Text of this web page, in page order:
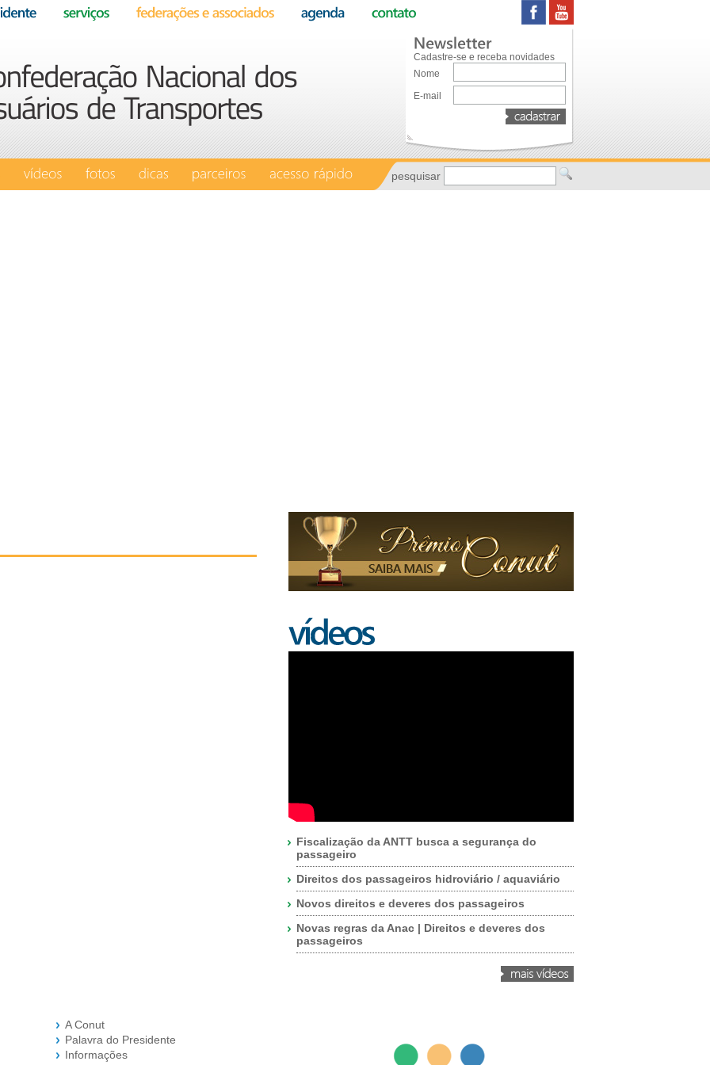
Cadastre-se e receba novidades
Nome
E-mail
pesquisar
Fiscalização da ANTT busca a segurança do
passageiro
Direitos dos passageiros hidroviário / aquaviário
Novos direitos e deveres dos passageiros
Novas regras da Anac | Direitos e deveres dos
passageiros
A Conut
Palavra do Presidente
Informações